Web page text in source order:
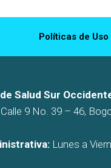
Políticas de Uso
Salud Sur
Calle 9 No. 39 – 46,
Lunes a